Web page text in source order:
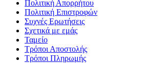
Πολιτική Απορρήτου
Πολιτική Επιστροφών
Συχνές Ερωτήσεις
Σχετικά με εμάς
Ταμείο
Τρόποι Αποστολής
Τρόποι Πληρωμής